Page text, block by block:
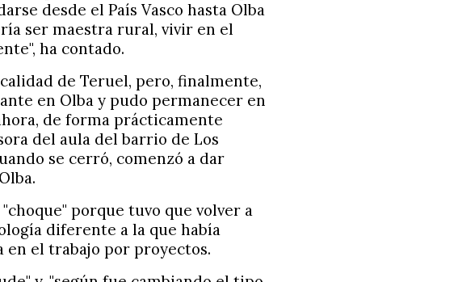
desde el País Vasco hasta Olba
ser maestra rural, vivir en el
ha contado.
de Teruel, pero, finalmente,
en Olba y pudo permanecer en
de forma prácticamente
del aula del barrio de Los
se cerró, comenzó a dar
porque tuvo que volver a
diferente a la que había
en el trabajo por proyectos.